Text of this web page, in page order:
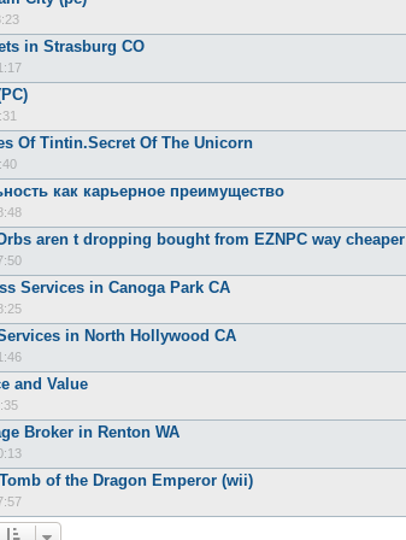
in Strasburg CO
Of Tintin.Secret Of The Unicorn
как карьерное преимущество
aren t dropping bought from EZNPC way cheaper
Services in Canoga Park CA
in North Hollywood CA
and Value
Broker in Renton WA
of the Dragon Emperor (wii)